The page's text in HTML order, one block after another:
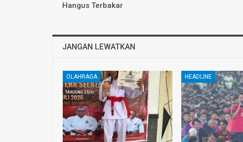
Hangus Terbakar
JANGAN LEWATKAN
OLAHRAGA HEADLINE